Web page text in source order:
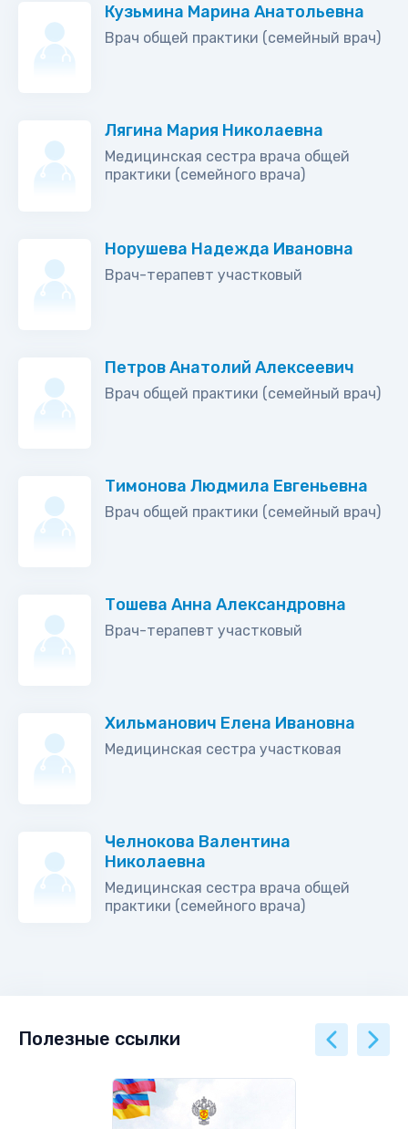
Кузьмина Марина Анатольевна
Врач общей практики (семейный врач)
Лягина Мария Николаевна
Медицинская сестра врача общей
практики (семейного врача)
Норушева Надежда Ивановна
Врач-терапевт участковый
Петров Анатолий Алексеевич
Врач общей практики (семейный врач)
Тимонова Людмила Евгеньевна
Врач общей практики (семейный врач)
Тошева Анна Александровна
Врач-терапевт участковый
Хильманович Елена Ивановна
Медицинская сестра участковая
Челнокова Валентина
Николаевна
Медицинская сестра врача общей
практики (семейного врача)
Полезные ссылки